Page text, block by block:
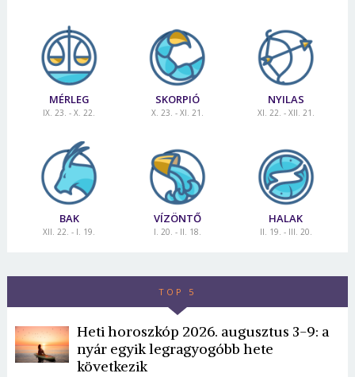
MÉRLEG
IX. 23. - X. 22.
SKORPIÓ
X. 23. - XI. 21.
NYILAS
XI. 22. - XII. 21.
BAK
XII. 22. - I. 19.
VÍZÖNTŐ
I. 20. - II. 18.
HALAK
II. 19. - III. 20.
TOP 5
Heti horoszkóp 2026. augusztus 3-9: a
nyár egyik legragyogóbb hete
következik